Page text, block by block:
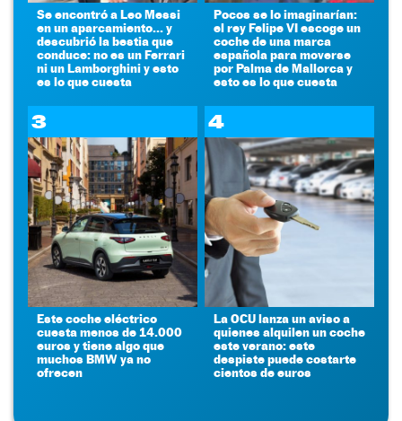
Se encontró a Leo Messi
en un aparcamiento... y
descubrió la bestia que
conduce: no es un Ferrari
ni un Lamborghini y esto
es lo que cuesta
Pocos se lo imaginarían:
el rey Felipe VI escoge un
coche de una marca
española para moverse
por Palma de Mallorca y
esto es lo que cuesta
3
Este coche eléctrico
cuesta menos de 14.000
euros y tiene algo que
muchos BMW ya no
ofrecen
4
La OCU lanza un aviso a
quienes alquilen un coche
este verano: este
despiste puede costarte
cientos de euros